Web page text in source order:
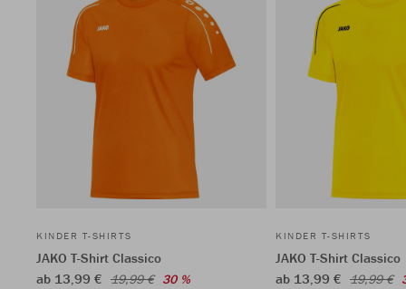
KINDER T-SHIRTS
JAKO T-Shirt Classico
ab 13,99 € 19,99 € 30 %
KINDER T-SHIRTS
JAKO T-Shirt Classico
ab 13,99 € 19,99 €